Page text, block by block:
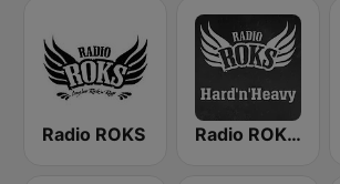
Radio ROKS Radio ROKS Hard'n'Heavy